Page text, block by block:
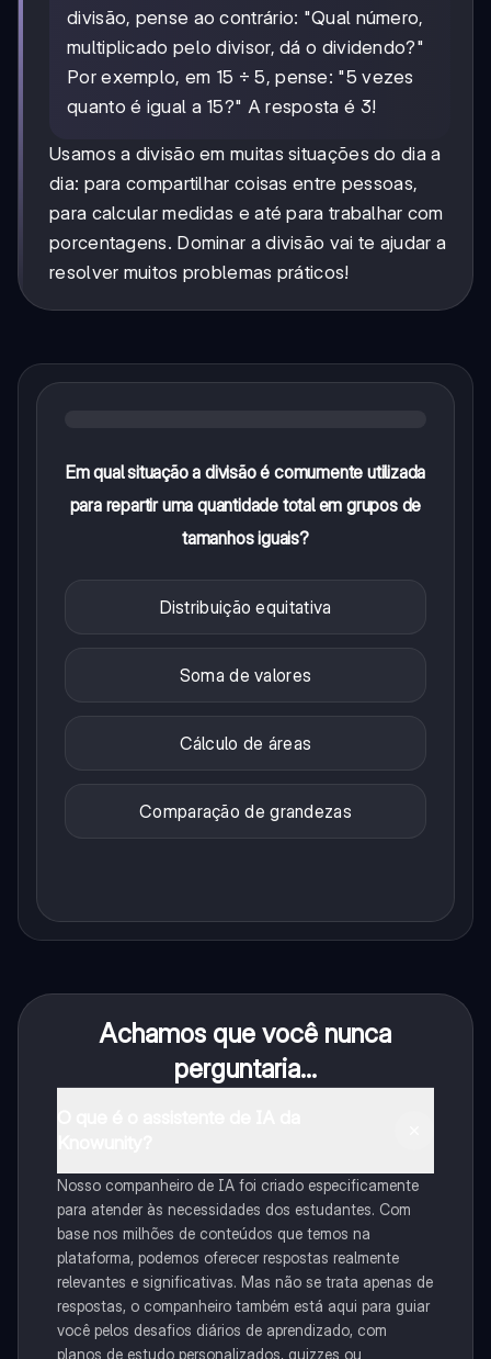
divisão, pense ao contrário: "Qual número,
multiplicado pelo divisor, dá o dividendo?"
Por exemplo, em 15 ÷ 5, pense: "5 vezes
quanto é igual a 15?" A resposta é 3!
Usamos a divisão em muitas situações do dia a
dia: para compartilhar coisas entre pessoas,
para calcular medidas e até para trabalhar com
porcentagens. Dominar a divisão vai te ajudar a
resolver muitos problemas práticos!
Em qual situação a divisão é comumente utilizada
para repartir uma quantidade total em grupos de
tamanhos iguais?
Distribuição equitativa
Soma de valores
Cálculo de áreas
Comparação de grandezas
Achamos que você nunca
perguntaria...
Nosso companheiro de IA foi criado especificamente
para atender às necessidades dos estudantes. Com
base nos milhões de conteúdos que temos na
plataforma, podemos oferecer respostas realmente
relevantes e significativas. Mas não se trata apenas de
respostas, o companheiro também está aqui para guiar
você pelos desafios diários de aprendizado, com
planos de estudo personalizados, quizzes ou